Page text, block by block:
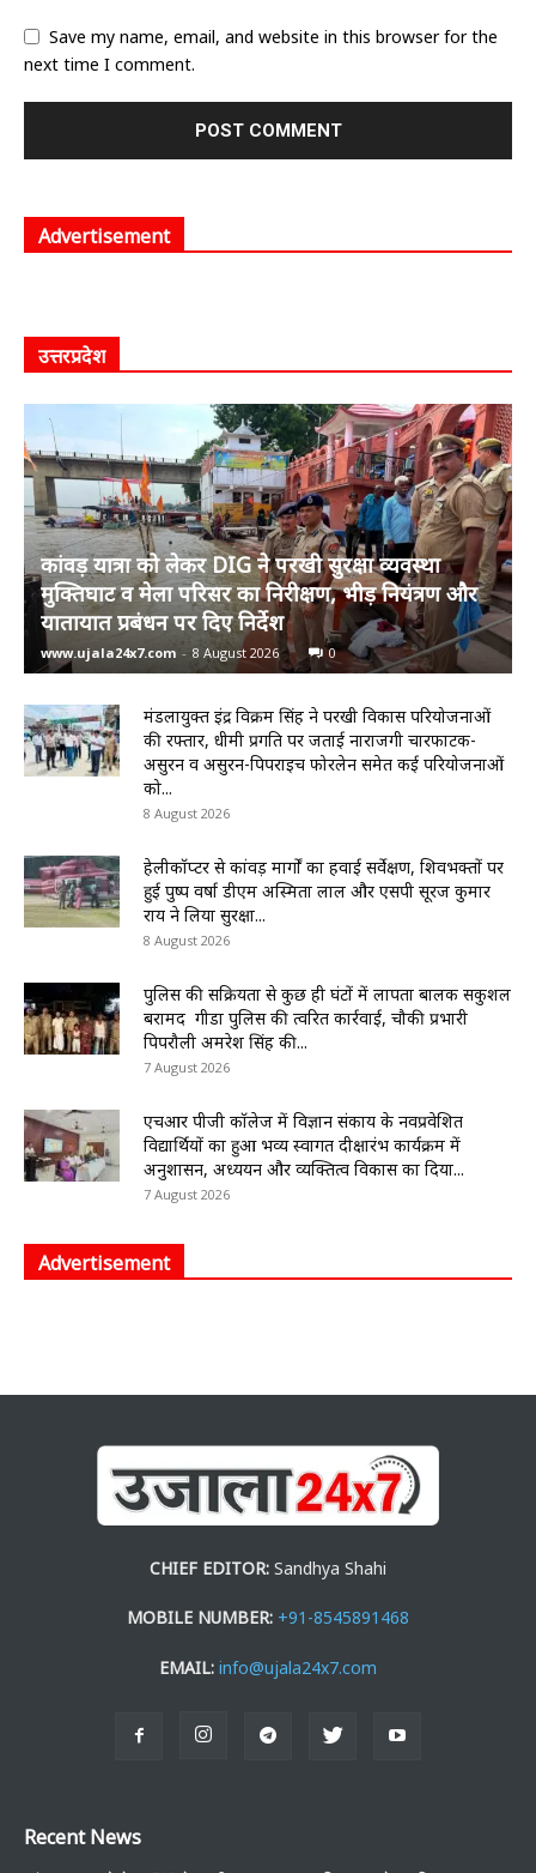
Save my name, email, and website in this browser for the
next time I comment.
Advertisement
उत्तरप्रदेश
कांवड़ यात्रा को लेकर DIG ने परखी सुरक्षा व्यवस्था
मुक्तिघाट व मेला परिसर का निरीक्षण, भीड़ नियंत्रण और
यातायात प्रबंधन पर दिए निर्देश
www.ujala24x7.com - 8 August 2026 0
मंडलायुक्त इंद्र विक्रम सिंह ने परखी विकास परियोजनाओं
की रफ्तार, धीमी प्रगति पर जताई नाराजगी चारफाटक-
असुरन व असुरन-पिपराइच फोरलेन समेत कई परियोजनाओं
को...
8 August 2026
हेलीकॉप्टर से कांवड़ मार्गों का हवाई सर्वेक्षण, शिवभक्तों पर
हुई पुष्प वर्षा डीएम अस्मिता लाल और एसपी सूरज कुमार
राय ने लिया सुरक्षा...
8 August 2026
पुलिस की सक्रियता से कुछ ही घंटों में लापता बालक सकुशल
बरामद गीडा पुलिस की त्वरित कार्रवाई, चौकी प्रभारी
पिपरौली अमरेश सिंह की...
7 August 2026
एचआर पीजी कॉलेज में विज्ञान संकाय के नवप्रवेशित
विद्यार्थियों का हुआ भव्य स्वागत दीक्षारंभ कार्यक्रम में
अनुशासन, अध्ययन और व्यक्तित्व विकास का दिया...
7 August 2026
Advertisement
CHIEF EDITOR: Sandhya Shahi
MOBILE NUMBER: +91-8545891468
EMAIL: info@ujala24x7.com
Recent News